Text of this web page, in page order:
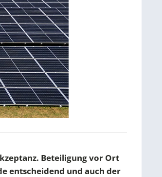
Beteiligung vor Ort
entscheidend und auch der